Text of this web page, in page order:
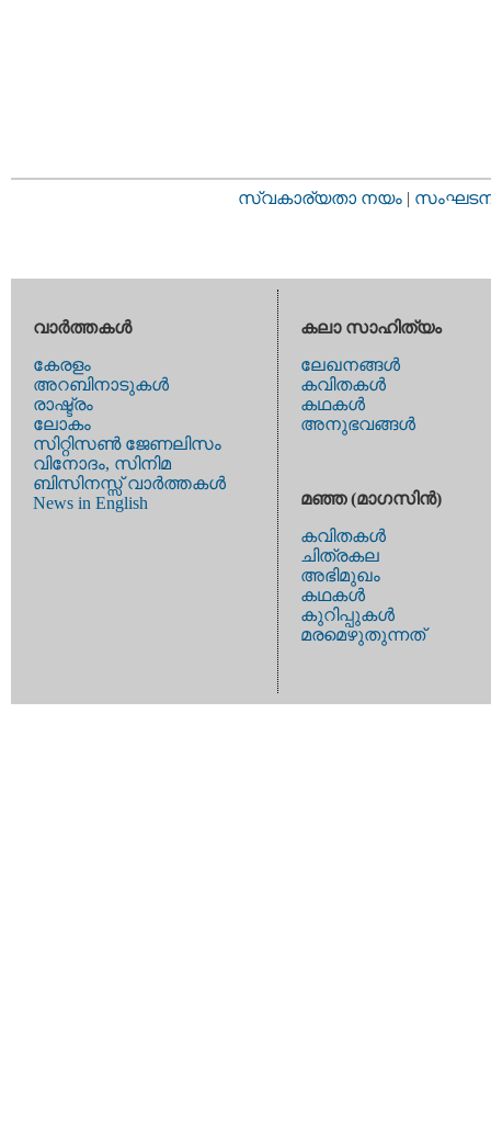
സ്വകാര്യതാ നയം |
വാര്‍ത്തകള്‍
കേരളം
അറബിനാടുകള്‍
രാഷ്ട്രം
ലോകം
സിറ്റിസണ്‍ ജേണലിസം
വിനോദം, സിനിമ
ബിസിനസ്സ് വാര്‍ത്തകള്‍
News in English
കലാ സാഹിത്യം
ലേഖനങ്ങള്‍
കവിതകള്‍
കഥകള്‍
അനുഭവങ്ങള്‍
മഞ്ഞ (മാഗസിന്‍)
കവിതകള്‍
ചിത്രകല
അഭിമുഖം
കഥകള്‍
കുറിപ്പുകള്‍
മരമെഴുതുന്നത്